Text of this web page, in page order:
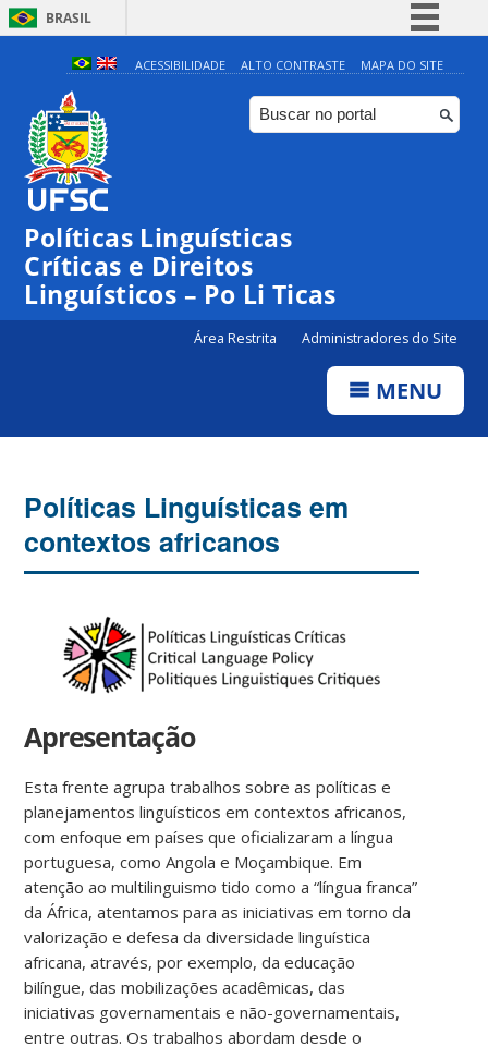
BRASIL
Simplifique!
Comunica BR
Participe
ACESSIBILIDADE ALTO CONTRASTE MAPA DO SITE
Políticas Linguísticas
Críticas e Direitos
Linguísticos – Po Li Ticas
Área Restrita Administradores do Site
MENU
Políticas Linguísticas em
contextos africanos
Apresentação
Esta frente agrupa trabalhos sobre as políticas e
planejamentos linguísticos em contextos africanos,
com enfoque em países que oficializaram a língua
portuguesa, como Angola e Moçambique. Em
atenção ao multilinguismo tido como a “língua franca”
da África, atentamos para as iniciativas em torno da
valorização e defesa da diversidade linguística
africana, através, por exemplo, da educação
bilíngue, das mobilizações acadêmicas, das
iniciativas governamentais e não-governamentais,
entre outras. Os trabalhos abordam desde o